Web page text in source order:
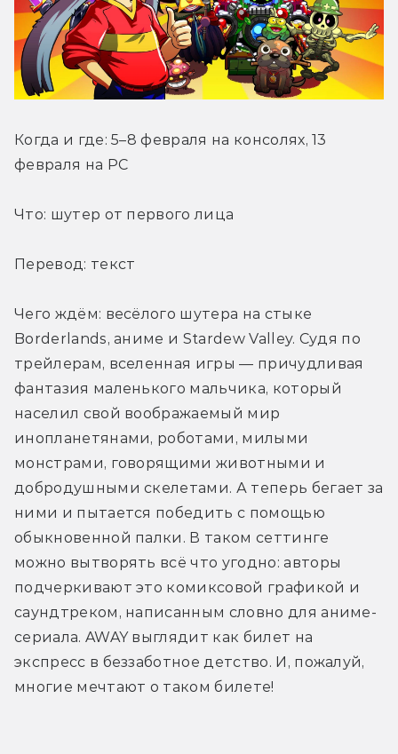
Когда и где: 5–8 февраля на консолях, 13
февраля на PC
Что: шутер от первого лица
Перевод: текст
Чего ждём: весёлого шутера на стыке
Borderlands, аниме и Stardew Valley. Судя по
трейлерам, вселенная игры — причудливая
фантазия маленького мальчика, который
населил свой воображаемый мир
инопланетянами, роботами, милыми
монстрами, говорящими животными и
добродушными скелетами. А теперь бегает за
ними и пытается победить с помощью
обыкновенной палки. В таком сеттинге
можно вытворять всё что угодно: авторы
подчеркивают это комиксовой графикой и
саундтреком, написанным словно для аниме-
сериала. AWAY выглядит как билет на
экспресс в беззаботное детство. И, пожалуй,
многие мечтают о таком билете!